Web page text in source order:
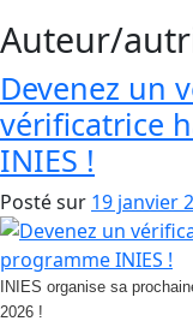
Auteur/
Devenez un
vérificatrice
INIES !
Posté sur 19 janvier
INIES organise sa
2026 !